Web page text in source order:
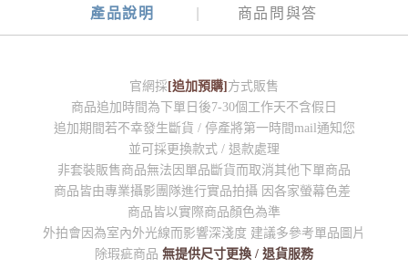
產品說明 商品問與答
官網採 [追加預購] 方式販售
商品追加時間為下單日後7-30個工作天不含假日
追加期間若不幸發生斷貨 / 停產將第一時間mail通知您
並可採更換款式 / 退款處理
非套裝販售商品無法因單品斷貨而取消其他下單商品
商品皆由專業攝影團隊進行實品拍攝 因各家螢幕色差
商品皆以實際商品顏色為準
外拍會因為室內外光線而影響深淺度 建議多參考單品圖片
除瑕疵商品 無提供尺寸更換 / 退貨服務